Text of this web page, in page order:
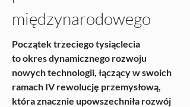
międzynarodowego
Początek trzeciego tysiąclecia
to okres dynamicznego rozwoju
nowych technologii, łączący w swoich
ramach IV rewolucję przemysłową,
która znacznie upowszechniła rozwój